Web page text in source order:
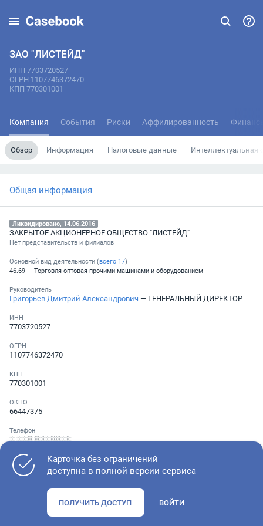
ЗАО "ЛИСТЕЙД"
ИНН 7703720527
ОГРН 1107746372470
КПП 770301001
Компания События Риски Аффилированность
Обзор Информация Налоговые данные Интеллектуальная
Общая информация
Ликвидировано, 14.06.2016
ЗАКРЫТОЕ АКЦИОНЕРНОЕ ОБЩЕСТВО "ЛИСТЕЙД"
Нет представительств и филиалов
Основной вид деятельности (всего 17)
46.69 — Торговля оптовая прочими машинами и оборудованием
Руководитель
Григорьев Дмитрий Александрович — ГЕНЕРАЛЬНЫЙ ДИРЕКТОР
ИНН
7703720527
ОГРН
1107746372470
КПП
770301001
ОКПО
66447375
Телефон
░ ░░░ ░░░░░░░
Проверьте учредительные документы, адрес регистрации и
Карточка без ограничений
доступна в полной версии сервиса
ПОЛУЧИТЬ ДОСТУП ВОЙТИ